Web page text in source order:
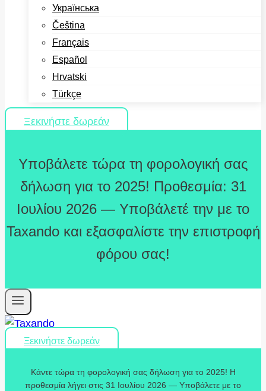
Українська
Čeština
Français
Español
Hrvatski
Türkçe
Ξεκινήστε δωρεάν
Υποβάλετε τώρα τη φορολογική σας
δήλωση για το 2025! Προθεσμία: 31
Ιουλίου 2026 — Υποβάλετέ την με το
Taxando και εξασφαλίστε την επιστροφή
φόρου σας!
Ξεκινήστε δωρεάν
Κάντε τώρα τη φορολογική σας δήλωση για το 2025! Η
προθεσμία λήγει στις 31 Ιουλίου 2026 — Υποβάλετε με το